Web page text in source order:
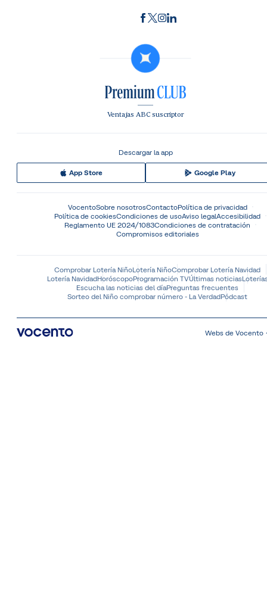
Ventajas ABC suscriptor
Descargar la app
App Store Google Play
VocentoSobre nosotrosContactoPolítica de privacidad
Política de cookiesCondiciones de usoAviso legalAccesibilidad
Reglamento UE 2024/1083Condiciones de contratación
Compromisos editoriales
Comprobar Lotería NiñoLotería NiñoComprobar Lotería Navidad
Lotería NavidadHoróscopoProgramación TVÚltimas noticias
Escucha las noticias del díaPreguntas frecuentes
Sorteo del Niño comprobar número - La VerdadPódcast
Webs de Vocento